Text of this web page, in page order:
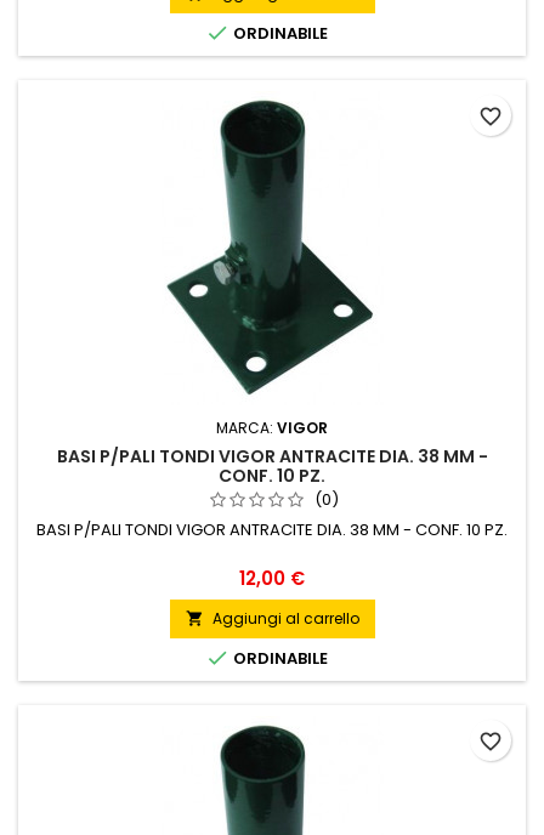
 ORDINABILE
MARCA: VIGOR
BASI P/PALI TONDI VIGOR ANTRACITE DIA. 38 MM -
CONF. 10 PZ.
(0)
BASI P/PALI TONDI VIGOR ANTRACITE DIA. 38 MM - CONF. 10 PZ.
Prezzo
12,00 €
 Aggiungi al carrello
 ORDINABILE
favorite_border
favorite_border